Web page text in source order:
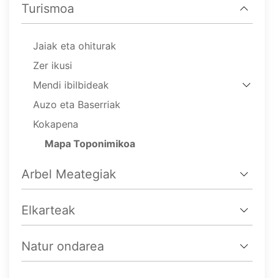
Turismoa
Jaiak eta ohiturak
Zer ikusi
Mendi ibilbideak
Auzo eta Baserriak
Kokapena
Mapa Toponimikoa
Arbel Meategiak
Elkarteak
Natur ondarea